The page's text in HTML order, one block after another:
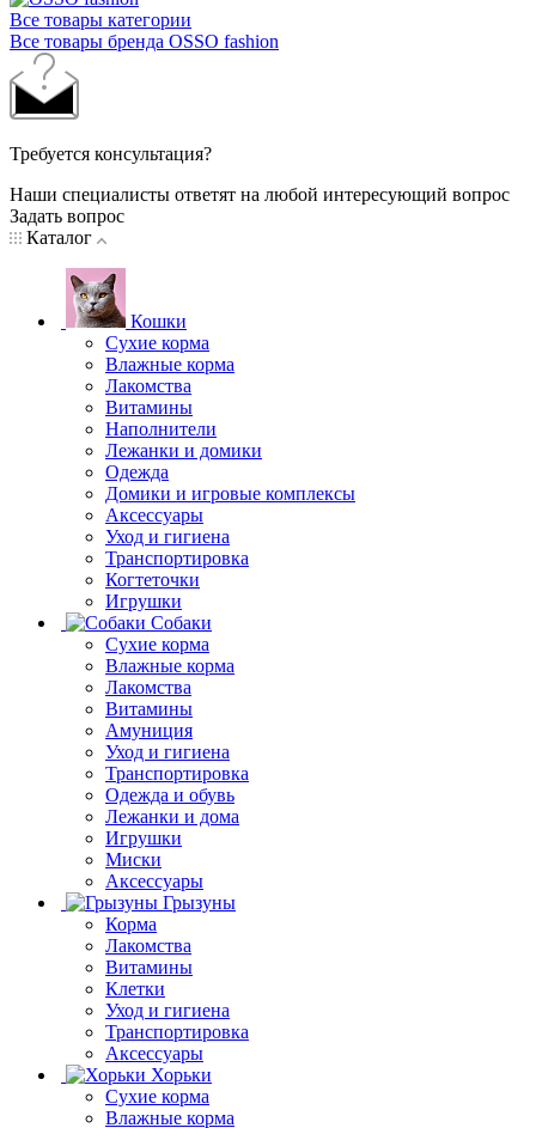
Все товары категории
Все товары бренда OSSO fashion
Требуется консультация?
Наши специалисты ответят на любой интересующий вопрос
Задать вопрос
Каталог
Кошки
Сухие корма
Влажные корма
Лакомства
Витамины
Наполнители
Лежанки и домики
Одежда
Домики и игровые комплексы
Аксессуары
Уход и гигиена
Транспортировка
Когтеточки
Игрушки
Собаки
Сухие корма
Влажные корма
Лакомства
Витамины
Амуниция
Уход и гигиена
Транспортировка
Одежда и обувь
Лежанки и дома
Игрушки
Миски
Аксессуары
Грызуны
Корма
Лакомства
Витамины
Клетки
Уход и гигиена
Транспортировка
Аксессуары
Хорьки
Сухие корма
Влажные корма